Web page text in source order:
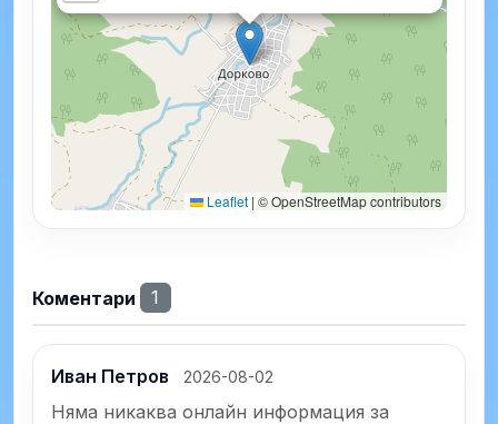
Leaflet | © OpenStreetMap contributors
Коментари 1
Иван Петров 2026-08-02
Няма никаква онлайн информация за